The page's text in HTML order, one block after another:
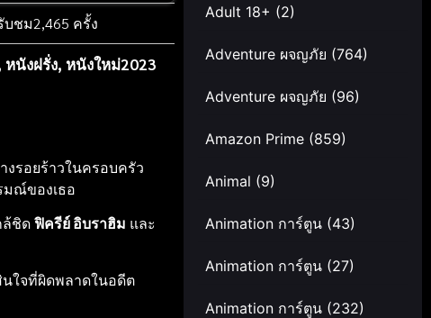
บชม2,465 ครั้ง
หนังฝรั่ง, หนังใหม่2023
รอยร้าวในครอบครัว
ณ์ของเธอ
ล้ชิดฟิครีย์ อิบราฮิม และ
ใจที่ผิดพลาดในอดีต
Adult 18+ (2)
Adventure ผจญภัย (764)
Adventure ผจญภัย (96)
Amazon Prime (859)
Animal (9)
Animation การ์ตูน (43)
Animation การ์ตูน (27)
Animation การ์ตูน (232)